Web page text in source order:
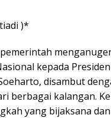
)*
kepada
disambut
berbagai kalangan.
yang bijaksana